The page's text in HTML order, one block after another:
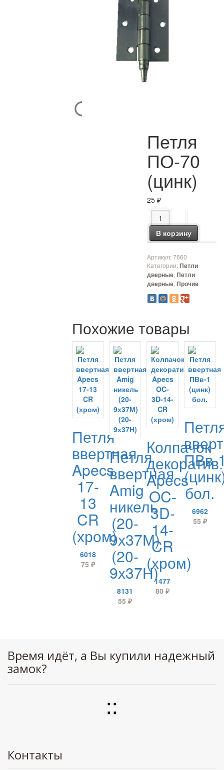
Петля
ПО-70
(цинк)
25₽
Количество товара
В корзину
Артикул:7660
Категории:Петли
дверные,Петли
дверные,Прочие
Похожие товары
Петля
ввертная
Apecs
17-
13
CR
(хром)
6018
75 ₽
Петля
ввертная
Amig
никель
(20-
9х37М)
(20-
9х37Н)
8131
55₽
Колпачок
декоратив.
Apecs
OC-
3D-
14-
CR
(хром)
1477
80₽
ПВв-
бол.
6962
55 ₽
Время идёт, а Вы купили надежный
замок?
::
Контакты